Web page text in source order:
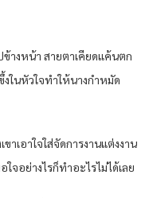
างหน้า​ สายตา​เคียดแค้น​ตก​
ง​ใน​หัวใจ​ทำให้​นาง​กำหมัด​
า​เอาใจใส่​จัดการ​งานแต่งงาน​
จ​อย่างไร​ก็​ทำ​อะไร​ไม่ได้​เลย​